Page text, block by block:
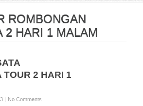
ROMBONGAN
2 HARI 1 MALAM
TOUR 2 HARI 1
No Comments